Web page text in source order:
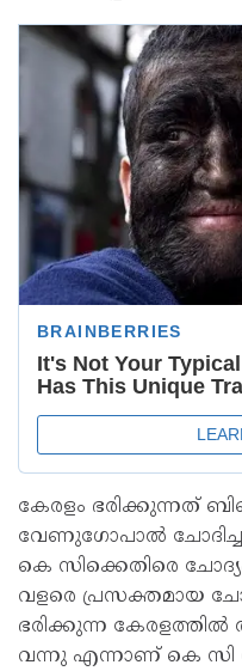
കേരളം ഭരിക്കുന്നത്
വേണുഗോപാൽ
കെ സിക്കെതിരെ
വളരെ പ്രസക്തമായ
ഭരിക്കുന്ന
വന്നു എന്നാണ് കെ